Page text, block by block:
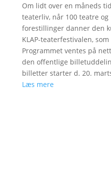
Om lidt over en måneds
teaterliv, når 100 teatre og
forestillinger danner den
KLAP-teaterfestivalen,
Programmet ventes på
den offentlige
billetter starter d. 20.
Læs mere